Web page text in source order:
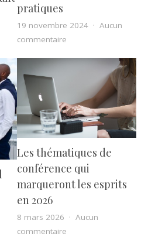
les plus utilisés pour
pratiques
19 novembre 2024
Aucun
commentaire
un logiciel gestion budgétaire ?
Les thématiques de
conférence qui
marqueront les esprits
en 2026
8 mars 2026
Aucun
commentaire